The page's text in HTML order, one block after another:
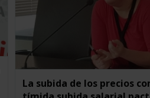
La subida de los precios